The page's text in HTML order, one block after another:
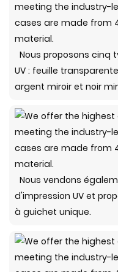
Nous proposons cinq
UV : feuille
argent miroir et noir
Nous vendons
d'impression UV et
à guichet unique.